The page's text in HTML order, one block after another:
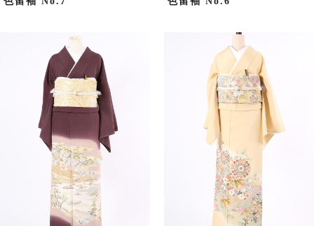
6月用の商品一覧へ
9月用の商品一覧へ
絽（夏の訪問着）
絽の商品一覧へ
男性用着物